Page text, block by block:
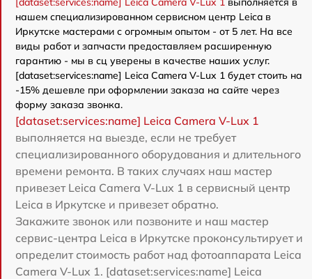
нашем специализированном сервисном центр Leica в
Иркутске мастерами с огромным опытом - от 5 лет. На все
виды работ и запчасти предоставляем расширенную
гарантию - мы в сц уверены в качестве наших услуг.
[dataset:services:name] Leica Camera V-Lux 1 будет стоить на
-15% дешевле при оформлении заказа на сайте через
форму заказа звонка.
[dataset:services:name] Leica Camera V-Lux 1
выполняется на выезде, если не требует
специализированного оборудования и длительного
времени ремонта. В таких случаях наш мастер
привезет Leica Camera V-Lux 1 в сервисный центр
Leica в Иркутске и привезет обратно.
Закажите звонок или позвоните и наш мастер
сервис-центра Leica в Иркутске проконсультирует и
определит стоимость работ над фотоаппарата Leica
Camera V-Lux 1. [dataset:services:name] Leica